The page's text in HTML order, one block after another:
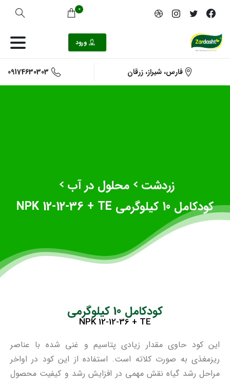
0
ورود
فارس، شیراز، زرقان 09174630303
زردشت
محلول در آب
کود‌کامل 10 کیلوگرمی NPK 12-12-36 + TE
کود‌کامل 10 کیلوگرمی
NPK 12-12-36 + TE
این کود حاوی مقدار زیادی پتاسیم و غنی شده با عناصر
ریزمغذی به صورت کلاته است. استفاده از این کود در اواخر
مراحل رشد گياه نقش مهمی در افزايش رشد و کیفیت محصول